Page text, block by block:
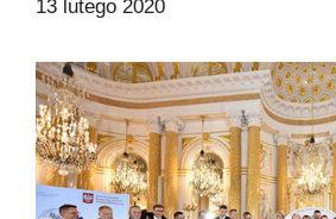
13 lutego 2020